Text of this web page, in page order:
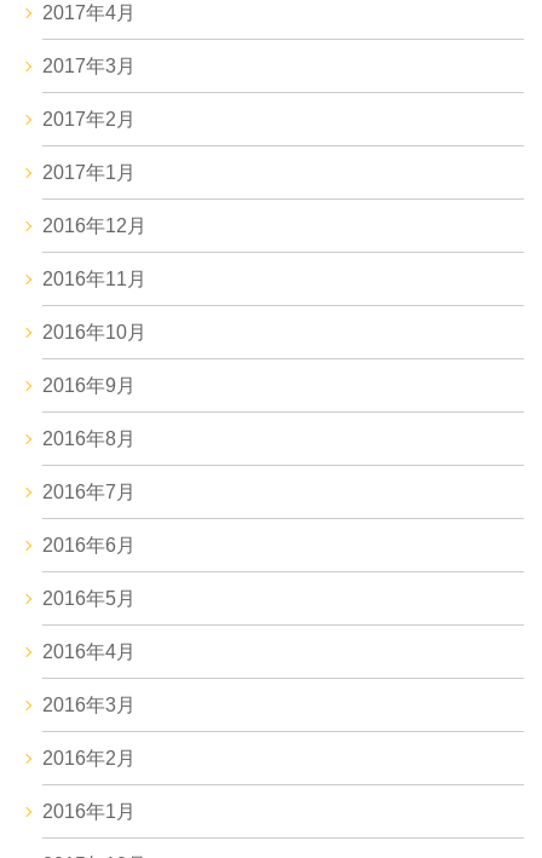
2017年4月
2017年3月
2017年2月
2017年1月
2016年12月
2016年11月
2016年10月
2016年9月
2016年8月
2016年7月
2016年6月
2016年5月
2016年4月
2016年3月
2016年2月
2016年1月